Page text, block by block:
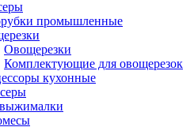
промышленные
Овощерезки
Комплектующие для овощерезок
кухонные